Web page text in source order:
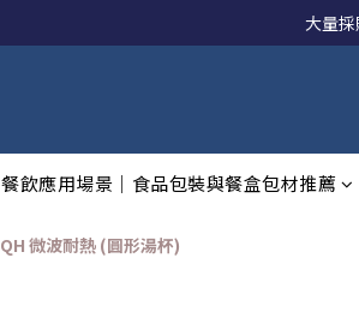
大量
餐飲應用場景｜食品包裝與餐盒包材推薦
QH 微波耐熱 (圓形湯杯)